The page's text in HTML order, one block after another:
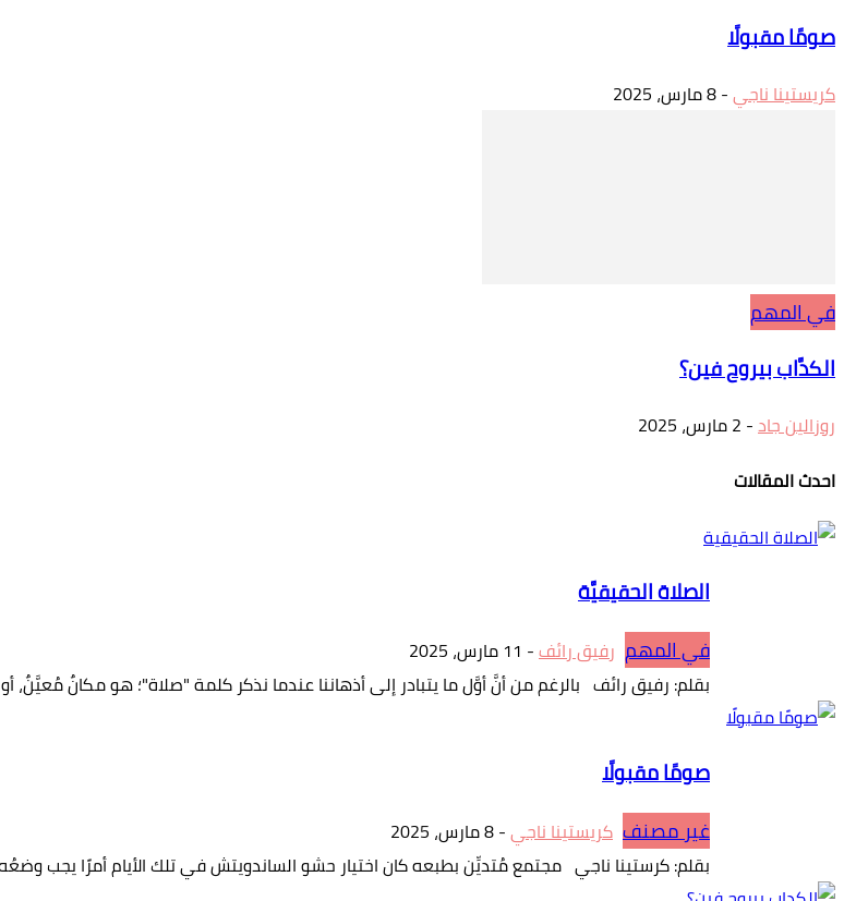
صومًا مقبولًا
كريستينا ناجي-8 مارس، 2025
في المهم
الكدَّاب بيروح فين؟
روزالين جاد- 2 مارس، 2025
احدث المقالات
الصلاة الحقيقيَّة
في المهم رفيق رائف- 11 مارس، 2025
بقلم: رفيق رائف بالرغم من أنَّ أوَّل ما يتبادر إلى أذهاننا عندما نذكر كلمة "صلاة"؛ هو مكانٌ
صومًا مقبولًا
غير مصنف كريستينا ناجي-8 مارس، 2025
بقلم: كرستينا ناجي مجتمع مُتديِّن بطبعه كان اختيار حشو الساندويتش في تلك الأيام أمرًا يجب وضعُه